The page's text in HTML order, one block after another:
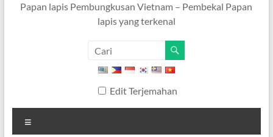
Papan lapis Pembungkusan Vietnam – Pembekal Papan
lapis yang terkenal
Edit Terjemahan